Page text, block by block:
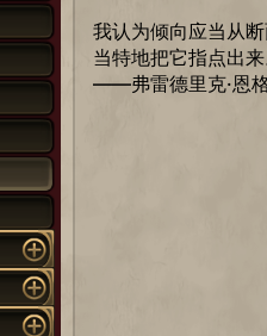
我认为倾向应当从
当特地把它指点出
——弗雷德里克·恩